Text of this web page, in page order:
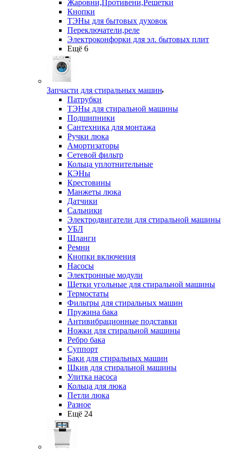
Жаровни,Противени,Решетки
Кнопки
ТЭНы для бытовых духовок
Переключатели,реле
Электроконфорки для эл. бытовых плит
Ещё 6
Запчасти для стиральных машин
Патрубки
ТЭНы для стиральной машины
Подшипники
Сантехника для монтажа
Ручки люка
Амортизаторы
Сетевой фильтр
Кольца уплотнительные
КЭНы
Крестовины
Манжеты люка
Датчики
Сальники
Электродвигатели для стиральной машины
УБЛ
Шланги
Ремни
Кнопки включения
Насосы
Электронные модули
Щетки угольные для стиральной машины
Термостаты
Фильтры для стиральных машин
Пружина бака
Антивибрационные подставки
Ножки для стиральной машины
Ребро бака
Суппорт
Баки для стиральных машин
Шкив для стиральной машины
Улитка насоса
Кольца для люка
Петли люка
Разное
Ещё 24